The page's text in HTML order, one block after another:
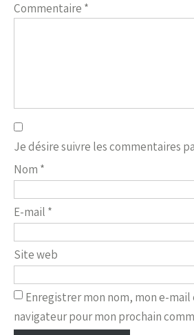
Commentaire *
Je désire suivre les commentaires
Nom *
E-mail *
Site web
Enregistrer mon nom, mon e-
navigateur pour mon prochain